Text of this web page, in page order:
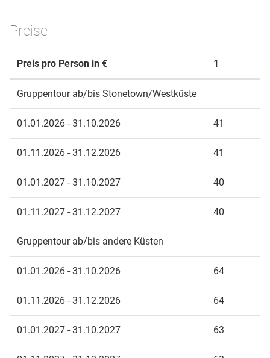
Preise
Preis pro Person in € 1
Gruppentour ab/bis Stonetown/Westküste
01.01.2026 - 31.10.2026 41
01.11.2026 - 31.12.2026 41
01.01.2027 - 31.10.2027 40
01.11.2027 - 31.12.2027 40
Gruppentour ab/bis andere Küsten
01.01.2026 - 31.10.2026 64
01.11.2026 - 31.12.2026 64
01.01.2027 - 31.10.2027 63